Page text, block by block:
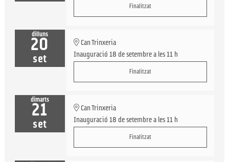
Finalitzat
dilluns
20
set
Can Trinxeria
Inauguració 18 de setembre a les 11 h
Finalitzat
dimarts
21
set
Can Trinxeria
Inauguració 18 de setembre a les 11 h
Finalitzat